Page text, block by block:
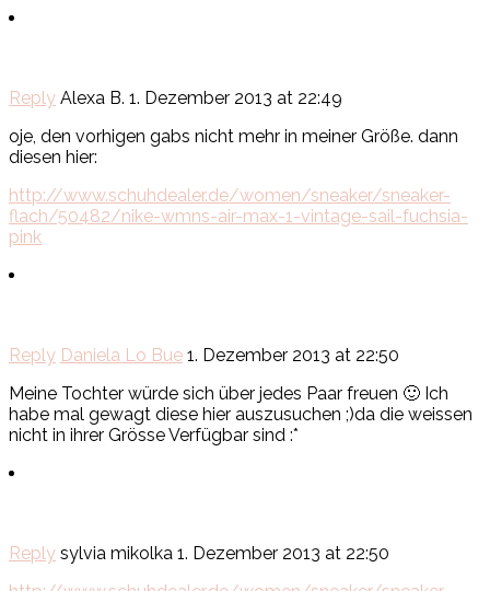
Reply Alexa B. 1. Dezember 2013 at 22:49
oje, den vorhigen gabs nicht mehr in meiner Größe. dann
diesen hier:
http://www.schuhdealer.de/women/sneaker/sneaker-
flach/50482/nike-wmns-air-max-1-vintage-sail-fuchsia-
pink
Reply Daniela Lo Bue 1. Dezember 2013 at 22:50
Meine Tochter würde sich über jedes Paar freuen 🙂 Ich
habe mal gewagt diese hier auszusuchen ;)da die weissen
nicht in ihrer Grösse Verfügbar sind :*
Reply sylvia mikolka 1. Dezember 2013 at 22:50